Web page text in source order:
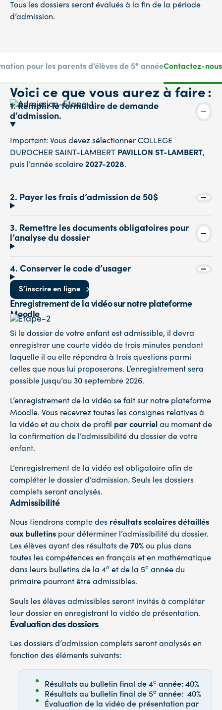
Tous les dossiers seront évalués à la fin de la période
d’admission.
pour les parents d’élèves de 5e annéeContactez-nous
Voici ce que vous aurez à faire :
1. Remplir le formulaire de demande
d’admission.
Important: Vous devez sélectionner COLLEGE
DUROCHER SAINT-LAMBERT PAVILLON ST-LAMBERT,
puis l’année scolaire 2027-2028.
2. Payer les frais d’admission de 50$
3. Remettre les documents obligatoires pour
l’analyse du dossier
4. Conserver le code d’usager
S’inscrire en ligne
Enregistrement de la vidéo sur notre plateforme
Moodle
Si le dossier de votre enfant est admissible, il devra
enregistrer une courte vidéo de trois minutes pendant
laquelle il ou elle répondra à trois questions parmi
celles que nous lui proposerons. L’enregistrement sera
possible jusqu’au 30 septembre 2026.
L’enregistrement de la vidéo se fait sur notre plateforme
Moodle. Vous recevrez toutes les consignes relatives à
la vidéo et au choix de profil par courriel au moment de
la confirmation de l’admissibilité du dossier de votre
enfant.
L’enregistrement de la vidéo est obligatoire afin de
compléter le dossier d’admission. Seuls les dossiers
complets seront analysés.
Admissibilité
Nous tiendrons compte des résultats scolaires détaillés
aux bulletins pour déterminer l’admissibilité du dossier.
Les élèves ayant des résultats de 70% ou plus dans
toutes les compétences en français et en mathématique
dans leurs bulletins de la 4e et de la 5e année du
primaire pourront être admissibles.
Seuls les élèves admissibles seront invités à compléter
leur dossier en enregistrant la vidéo de présentation.
Évaluation des dossiers
Les dossiers d’admission complets seront analysés en
fonction des éléments suivants:
Résultats au bulletin final de 4e année: 40%
Résultats au bulletin final de 5e année: 40%
Évaluation de la vidéo de présentation par